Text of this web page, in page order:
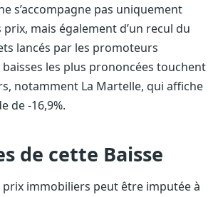
s’accompagne pas uniquement
prix, mais également d’un recul du
lancés par les promoteurs
les plus prononcées touchent
notamment La Martelle, qui affiche
de -16,9%.
de cette Baisse
prix immobiliers peut être imputée à